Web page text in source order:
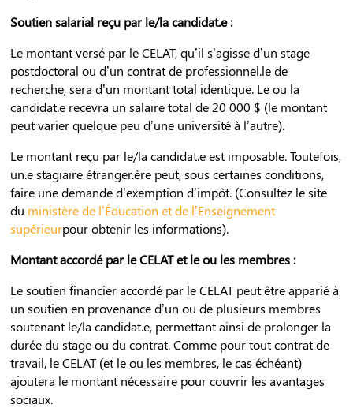
Soutien salarial reçu par le/la candidat.e :
Le montant versé par le CELAT, qu’il s’agisse d’un stage
postdoctoral ou d’un contrat de professionnel.le de
recherche, sera d’un montant total identique. Le ou la
candidat.e recevra un salaire total de 20 000 $ (le montant
peut varier quelque peu d’une université à l’autre).
Le montant reçu par le/la candidat.e est imposable. Toutefois,
un.e stagiaire étranger.ère peut, sous certaines conditions,
faire une demande d’exemption d’impôt. (Consultez le site
du ministère de l’Éducation et de l’Enseignement
supérieurpour obtenir les informations).
Montant accordé par le CELAT et le ou les membres :
Le soutien financier accordé par le CELAT peut être apparié à
un soutien en provenance d’un ou de plusieurs membres
soutenant le/la candidat.e, permettant ainsi de prolonger la
durée du stage ou du contrat. Comme pour tout contrat de
travail, le CELAT (et le ou les membres, le cas échéant)
ajoutera le montant nécessaire pour couvrir les avantages
sociaux.